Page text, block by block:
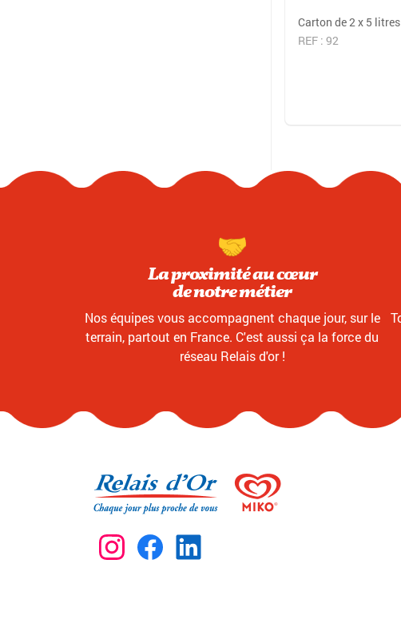
Carton de 2 x 5 litres
REF : 92
La proximité au cœur
de notre métier
Nos équipes vous accompagnent chaque jour, sur le
terrain, partout en France. C'est aussi ça la force du
réseau Relais d'or !